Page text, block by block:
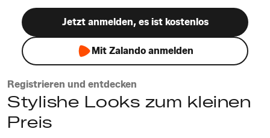
Jetzt anmelden, es ist kostenlos
Mit Zalando anmelden
Registrieren und entdecken
Stylishe Looks zum kleinen
Preis